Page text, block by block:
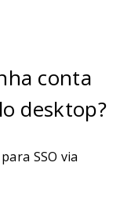
conta
desktop?
SSO via